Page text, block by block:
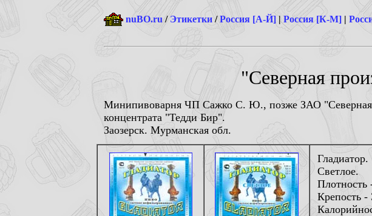
nuBO.ru / Этикетки /Россия [А-Й] | Россия [К-М] |
"Северная
Минипивоварня ЧП Сажко С. Ю., позже ЗАО "Северная
концентрата "Тедди Бир".
Заозерск. Мурманская обл.
Гладиатор.
Светлое.
Плотность
Крепость -